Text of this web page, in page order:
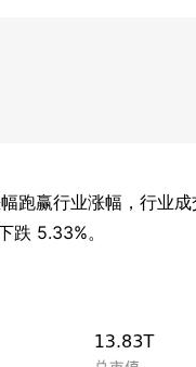
跑赢行业涨幅，行业
跌 5.33%。